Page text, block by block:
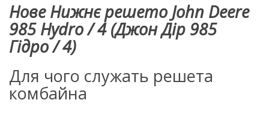
Нове Нижнє решето John Deere
985 Hydro / 4 (Джон Дір 985
Гідро / 4)
Для чого служать решета
комбайна